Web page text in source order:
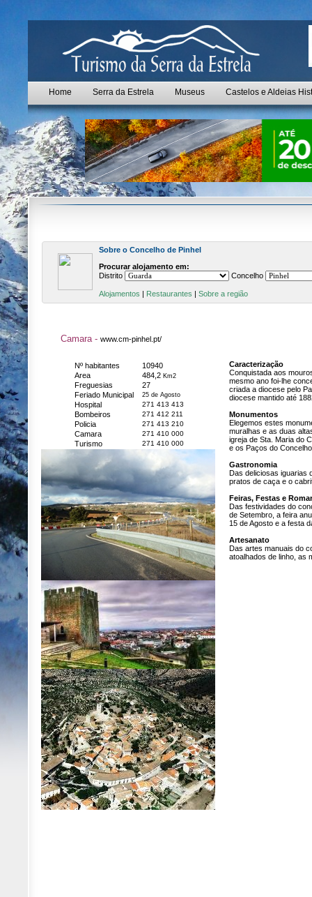
Home Serra da Estrela Museus Castelos e Aldeias
Sobre o Concelho de Pinhel
Procurar alojamento em:
Distrito
Concelho
Alojamentos | Restaurantes | Sobre a região
Camara - www.cm-pinhel.pt/
Nº habitantes
10940
Area
484,2 Km2
Freguesias
27
Feriado Municipal
25 de Agosto
Hospital 271 413 413
Bombeiros 271 412 211
Policia 271 413 210
Camara 271 410 000
Turismo 271 410 000
Caracterização
Conquistada aos
mesmo ano foi-lhe
criada a diocese pelo
diocese mantido até
Monumentos
Elegemos estes
muralhas e as duas
igreja de Sta. Maria do
e os Paços do
Gastronomia
Das deliciosas iguarias
pratos de caça e o
Feiras, Festas e
Das festividades do
de Setembro, a feira
15 de Agosto e a festa
Artesanato
Das artes manuais do
atoalhados de linho, as